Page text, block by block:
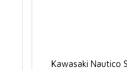
Kawasaki Nautico